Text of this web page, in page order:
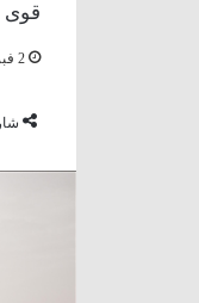
قوى
2 فبراير، 2026